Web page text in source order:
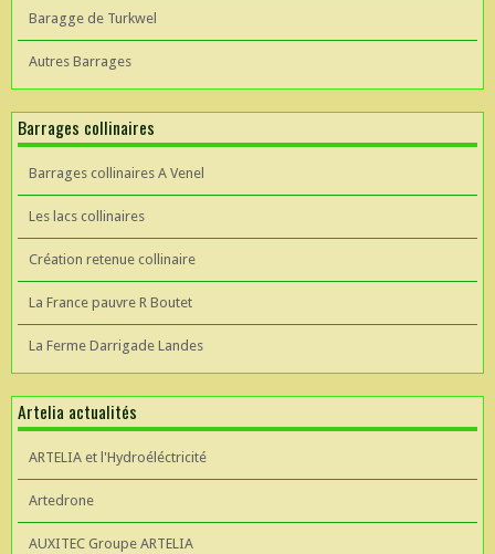
Baragge de Turkwel
Autres Barrages
Barrages collinaires
Barrages collinaires A Venel
Les lacs collinaires
Création retenue collinaire
La France pauvre R Boutet
La Ferme Darrigade Landes
Artelia actualités
ARTELIA et l'Hydroéléctricité
Artedrone
AUXITEC Groupe ARTELIA